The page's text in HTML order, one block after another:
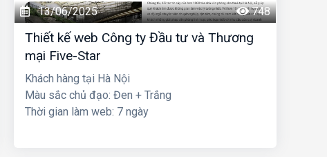
13/06/2025 748
Thiết kế web Công ty Đầu tư và Thương
mại Five-Star
Khách hàng tại Hà Nội
Màu sắc chủ đạo: Đen + Trắng
Thời gian làm web: 7 ngày